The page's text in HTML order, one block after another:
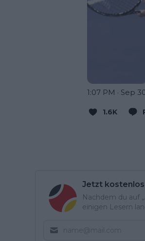
1:07 PM · Sep
1.6K
Jetzt
Nachdem du auf
einigen Lesern